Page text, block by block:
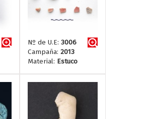
Nº de U.E: 3006
Campaña: 2013
Material: Estuco